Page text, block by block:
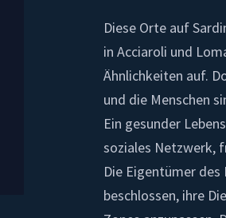
Diese Orte auf
in Acciaroli und
Ähnlichkeiten auf.
und die Menschen
Ein gesunder
soziales Netzwerk,
Die Eigentümer
beschlossen, ihre